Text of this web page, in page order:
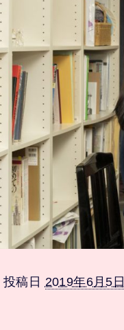
投稿日 2019年6月5日